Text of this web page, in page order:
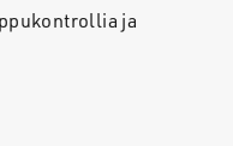
ja